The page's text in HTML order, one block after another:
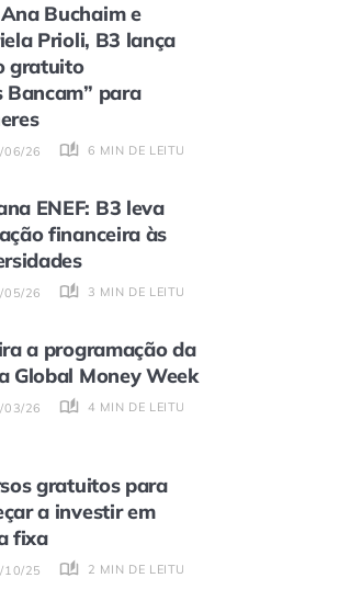
Buchaim e
Prioli, B3 lança
gratuito
Bancam” para
06/26 6 MIN DE LEITURA
ENEF: B3 leva
financeira às
05/26 3 MIN DE LEITURA
a programação da
Global Money Week
03/26 4 MIN DE LEITURA
gratuitos para
a investir em
fixa
10/25 2 MIN DE LEITURA